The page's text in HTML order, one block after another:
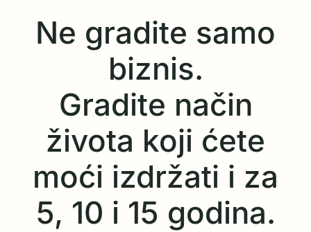
Ne gradite samo
biznis.
Gradite način
života koji ćete
moći izdržati i za
5, 10 i 15 godina.